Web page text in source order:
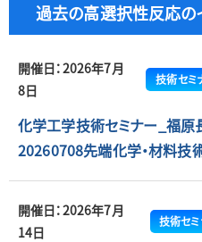
過去の高選択性反応の
開催日：2026年7月
8日
技術セミ
化学工学技術セミナー_福原
20260708先端化学・材料
開催日：2026年7月
14日
技術セ